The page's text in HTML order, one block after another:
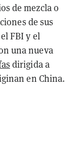
de mezcla o
de sus
FBI y el
una nueva
dirigida a
en China.